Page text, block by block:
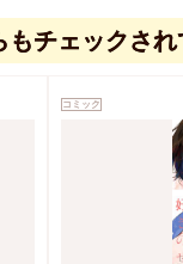
チェックされ
コミック